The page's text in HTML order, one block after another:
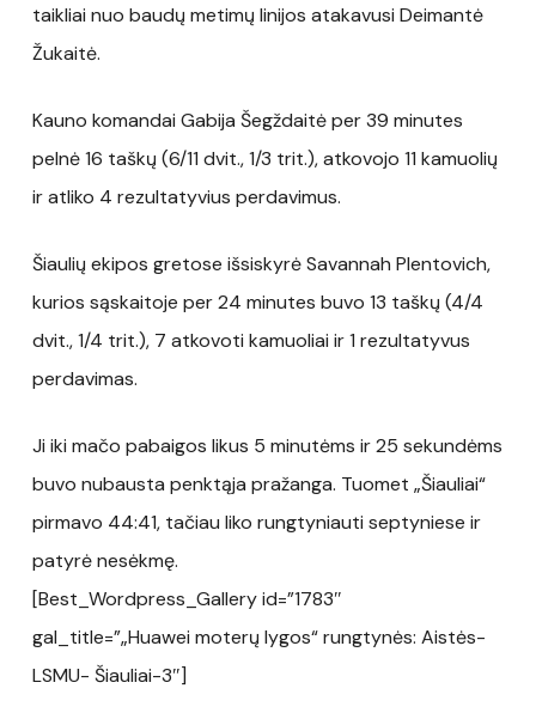
taikliai nuo baudų metimų linijos atakavusi Deimantė
Žukaitė.
Kauno komandai Gabija Šegždaitė per 39 minutes
pelnė 16 taškų (6/11 dvit., 1/3 trit.), atkovojo 11 kamuolių
ir atliko 4 rezultatyvius perdavimus.
Šiaulių ekipos gretose išsiskyrė Savannah Plentovich,
kurios sąskaitoje per 24 minutes buvo 13 taškų (4/4
dvit., 1/4 trit.), 7 atkovoti kamuoliai ir 1 rezultatyvus
perdavimas.
Ji iki mačo pabaigos likus 5 minutėms ir 25 sekundėms
buvo nubausta penktąja pražanga. Tuomet „Šiauliai“
pirmavo 44:41, tačiau liko rungtyniauti septyniese ir
patyrė nesėkmę.
[Best_Wordpress_Gallery id=”1783″
gal_title=”„Huawei moterų lygos“ rungtynės: Aistės-
LSMU- Šiauliai-3″]